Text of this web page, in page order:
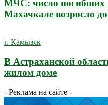
МЧС: число погибших
Махачкале возросло
г. Камызяк
В Астраханской
жилом доме
- Реклама на сайте -